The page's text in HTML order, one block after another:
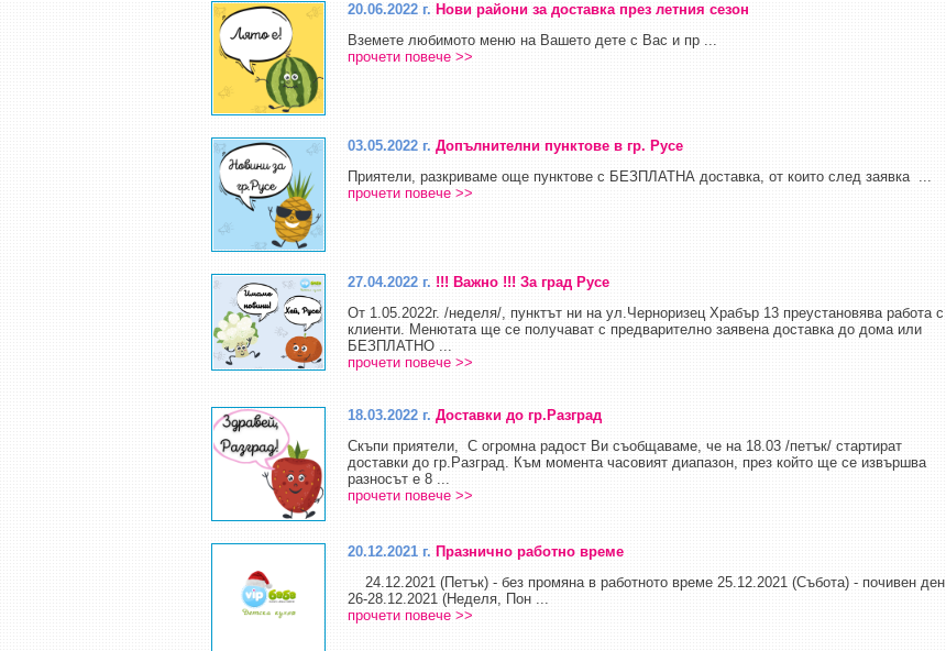
20.06.2022 г. Нови райони за доставка през летния сезон
Вземете любимото меню на Вашето дете с Вас и пр ...
прочети повече >>
03.05.2022 г. Допълнителни пунктове в гр. Русе
Приятели, разкриваме още пунктове с БЕЗПЛАТНА доставка, от които след заявка ...
прочети повече >>
27.04.2022 г. !!! Важно !!! За град Русе
От 1.05.2022г. /неделя/, пунктът ни на ул.Черноризец Храбър 13 преустановява работа с
клиенти. Менютата ще се получават с предварително заявена доставка до дома или
БЕЗПЛАТНО ...
прочети повече >>
18.03.2022 г. Доставки до гр.Разград
Скъпи приятели, С огромна радост Ви съобщаваме, че на 18.03 /петък/ стартират
доставки до гр.Разград. Към момента часовият диапазон, през който ще се извършва
разносът е 8 ...
прочети повече >>
20.12.2021 г. Празнично работно време
24.12.2021 (Петък) - без промяна в работното време 25.12.2021 (Събота) - почивен ден
26-28.12.2021 (Неделя, Пон ...
прочети повече >>